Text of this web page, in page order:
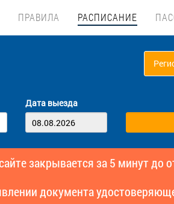
ПРАВИЛА РАСПИСАНИЕ
Дата выезда
закрывается за 5 минут до
документа